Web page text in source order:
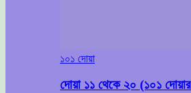
১০১ দোয়া
দোয়া ১১ থেকে ২০ (১০১